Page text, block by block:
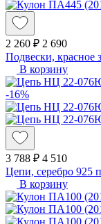
2 260 ₽ 2 690
Подвески, красное
В корзину
-16%
3 788 ₽ 4 510
Цепи, серебро 925
В корзину